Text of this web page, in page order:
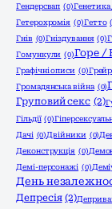
Гендерсвап (0)
Гетерохромія (0)Гетто
Гнів (0)Гніздування (0)
Гомункули (0)Горе /
Графічні описи (0)
Громадянська війна (0)
Груповий секс (2)
Гільдії (0)
Дачі (0)Двійники (0)
Деконструкція (0)
Демі-персонажі (0)
День
Депресія (2)